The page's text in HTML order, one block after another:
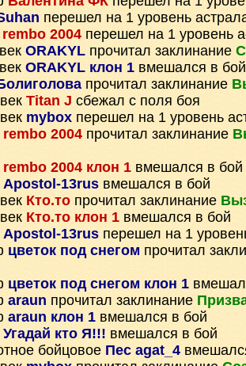
перешел на 1 уровень
rembo 2004 перешел на 1 уровень
ORAKYL прочитал заклинание
ORAKYL клон 1 вмешался в бой
прочитал заклинание
Titan J сбежал с поля боя
mybox перешел на 1 уровень
rembo 2004 прочитал заклинание
rembo 2004 клон 1 вмешался в бой
Apostol-13rus вмешался в бой
Кто.то прочитал заклинание
Кто.то клон 1 вмешался в бой
Apostol-13rus перешел на 1
цветок под снегом прочитал
цветок под снегом клон 1
araun прочитал заклинание
araun клон 1 вмешался в бой
Угадай кто Я!!! вмешался в бой
бойцовое Пес agat_4